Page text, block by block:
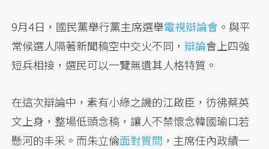
9月4日，國民黨舉行黨主席選舉電視辯論會 。與平
常候選人隔著新聞稿空中交火不同，辯論會上四強
短兵相接，選民可以一覽無遺其人格特質。
在這次辯論中，素有小綠之譏的江啟臣，彷彿蔡英
文上身，整場低頭念稿，讓人不禁懷念韓國瑜口若
懸河的丰采。而朱立倫面對質問 ，主席任內政績一